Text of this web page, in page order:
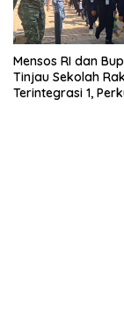
Mensos RI dan
Tinjau Sekolah
Terintegrasi 1,